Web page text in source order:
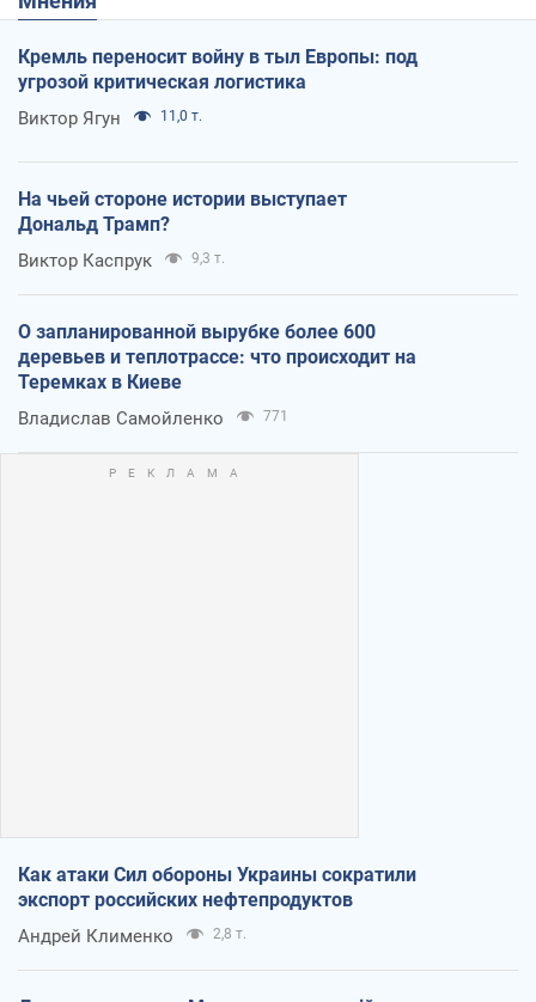
Кремль переносит войну в тыл Европы: под
угрозой критическая логистика
Виктор Ягун 11,0 т.
На чьей стороне истории выступает
Дональд Трамп?
Виктор Каспрук 9,3 т.
О запланированной вырубке более 600
деревьев и теплотрассе: что происходит на
Теремках в Киеве
Владислав Самойленко 771
Как атаки Сил обороны Украины сократили
экспорт российских нефтепродуктов
Андрей Клименко 2,8 т.